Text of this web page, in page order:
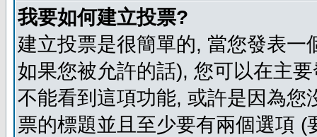
我要如何建立投票?
建立投票是很簡單的, 當您發表
如果您被允許的話), 您可以在主
不能看到這項功能, 或許是因為
票的標題並且至少要有兩個選項